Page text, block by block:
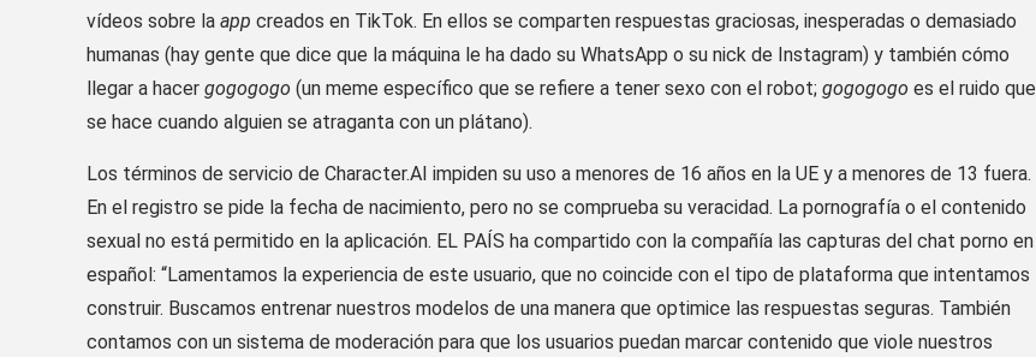
vídeos sobre la app creados en TikTok. En ellos se comparten respuestas graciosas, inesperadas o demasiado
humanas (hay gente que dice que la máquina le ha dado su WhatsApp o su nick de Instagram) y también cómo
llegar a hacer gogogogo (un meme específico que se refiere a tener sexo con el robot; gogogogo es el ruido que
se hace cuando alguien se atraganta con un plátano).
Los términos de servicio de Character.AI impiden su uso a menores de 16 años en la UE y a menores de 13 fuera.
En el registro se pide la fecha de nacimiento, pero no se comprueba su veracidad. La pornografía o el contenido
sexual no está permitido en la aplicación. EL PAÍS ha compartido con la compañía las capturas del chat porno en
español: “Lamentamos la experiencia de este usuario, que no coincide con el tipo de plataforma que intentamos
construir. Buscamos entrenar nuestros modelos de una manera que optimice las respuestas seguras. También
contamos con un sistema de moderación para que los usuarios puedan marcar contenido que viole nuestros